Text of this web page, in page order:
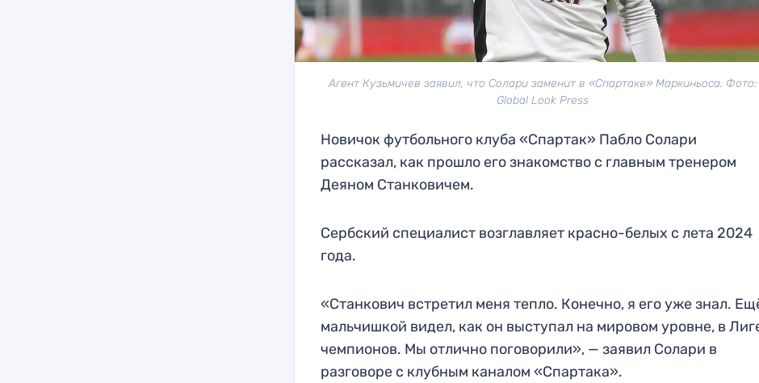
Агент Кузьмичев заявил, что Солари заменит в «Спартаке» Маркиньоса. Фото:
Global Look Press
Новичок футбольного клуба «Спартак» Пабло Солари
рассказал, как прошло его знакомство с главным тренером
Деяном Станковичем.
Сербский специалист возглавляет красно-белых с лета 2024
года.
«Станкович встретил меня тепло. Конечно, я его уже знал.
мальчишкой видел, как он выступал на мировом уровне, в
чемпионов. Мы отлично поговорили», — заявил Солари в
разговоре с клубным каналом «Спартака».